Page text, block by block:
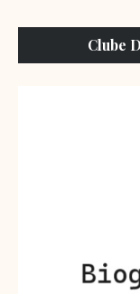
Clube